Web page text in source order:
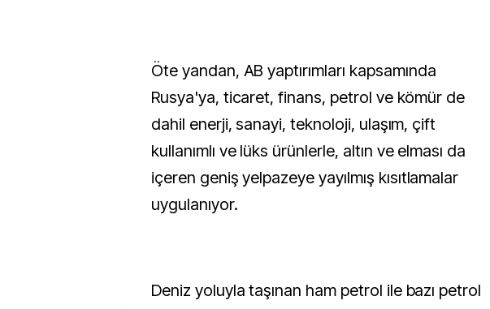
Öte yandan, AB yaptırımları kapsamında
Rusya'ya, ticaret, finans, petrol ve kömür de
dahil enerji, sanayi, teknoloji, ulaşım, çift
kullanımlı ve lüks ürünlerle, altın ve elması da
içeren geniş yelpazeye yayılmış kısıtlamalar
uygulanıyor.
Deniz yoluyla taşınan ham petrol ile bazı petrol